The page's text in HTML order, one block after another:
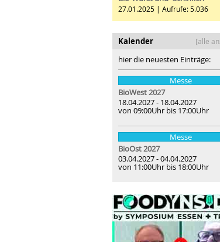
27.01.2025 | Aufrufe: 5.036
Kalender [alle
hier die neuesten Einträge:
Messe
BioWest 2027
18.04.2027 - 18.04.2027
von 09:00Uhr bis 17:00Uhr
Messe
BioOst2027
03.04.2027 - 04.04.2027
von 11:00Uhr bis 18:00Uhr